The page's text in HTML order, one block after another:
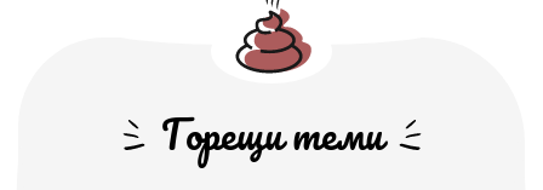
Горещи теми